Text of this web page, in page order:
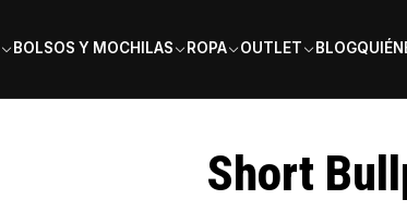
BOLSOS Y MOCHILAS ROPA OUTLET BLOG
Short